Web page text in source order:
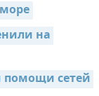
на
помощи сетей